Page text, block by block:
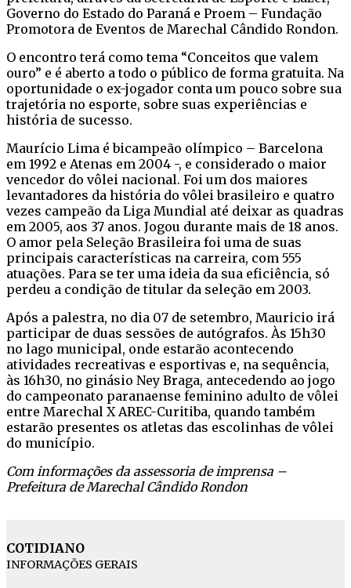
Governo do Estado do Paraná e Proem – Fundação
Promotora de Eventos de Marechal Cândido Rondon.
O encontro terá como tema “Conceitos que valem
ouro” e é aberto a todo o público de forma gratuita. Na
oportunidade o ex-jogador conta um pouco sobre sua
trajetória no esporte, sobre suas experiências e
história de sucesso.
Maurício Lima é bicampeão olímpico – Barcelona
em 1992 e Atenas em 2004 -, e considerado o maior
vencedor do vôlei nacional. Foi um dos maiores
levantadores da história do vôlei brasileiro e quatro
vezes campeão da Liga Mundial até deixar as quadras
em 2005, aos 37 anos. Jogou durante mais de 18 anos.
O amor pela Seleção Brasileira foi uma de suas
principais características na carreira, com 555
atuações. Para se ter uma ideia da sua eficiência, só
perdeu a condição de titular da seleção em 2003.
Após a palestra, no dia 07 de setembro, Mauricio irá
participar de duas sessões de autógrafos. Às 15h30
no lago municipal, onde estarão acontecendo
atividades recreativas e esportivas e, na sequência,
às 16h30, no ginásio Ney Braga, antecedendo ao jogo
do campeonato paranaense feminino adulto de vôlei
entre Marechal X AREC-Curitiba, quando também
estarão presentes os atletas das escolinhas de vôlei
do município.
Com informações da assessoria de imprensa –
Prefeitura de Marechal Cândido Rondon
COTIDIANO
INFORMAÇÕES GERAIS